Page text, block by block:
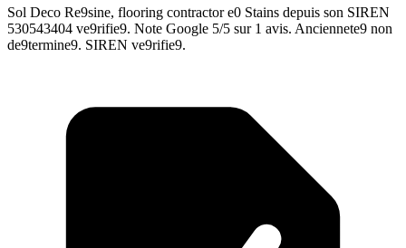
Sol Deco Re9sine, flooring contractor e0 Stains depuis son SIREN
530543404 ve9rifie9. Note Google 5/5 sur 1 avis. Anciennete9 non
de9termine9. SIREN ve9rifie9.